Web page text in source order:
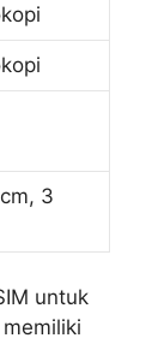
3
untuk